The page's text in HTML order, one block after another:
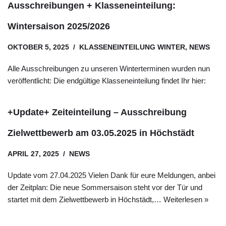
Ausschreibungen + Klasseneinteilung:
Wintersaison 2025/2026
OKTOBER 5, 2025 KLASSENEINTEILUNG WINTER, NEWS
Alle Ausschreibungen zu unseren Winterterminen wurden nun
veröffentlicht: Die endgültige Klasseneinteilung findet Ihr hier:
+Update+ Zeiteinteilung – Ausschreibung
Zielwettbewerb am 03.05.2025 in Höchstädt
APRIL 27, 2025 NEWS
Update vom 27.04.2025 Vielen Dank für eure Meldungen, anbei
der Zeitplan: Die neue Sommersaison steht vor der Tür und
startet mit dem Zielwettbewerb in Höchstädt,… Weiterlesen »